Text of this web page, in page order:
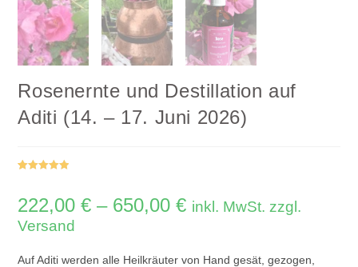
Rosenernte und Destillation auf
Aditi (14. – 17. Juni 2026)
basierend
auf
rtung
222,00€ – 650,00€Preisspanne:
222,00 €
inkl. MwSt. zzgl.
Versand
Auf Aditi werden alle Heilkräuter von Hand gesät, gezogen,